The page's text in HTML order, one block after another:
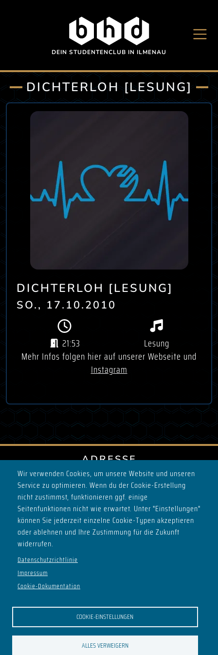
DEIN STUDENTENCLUB IN ILMENAU
DICHTERLOH [LESUNG]
DICHTERLOH [LESUNG]
SO., 17.10.2010
21:53
Lesung
Mehr Infos folgen hier auf unserer Webseite und
Instagram
ADRESSE
Keller vom Block H
Max-Planck-Ring 2
98693 Ilmenau
SOCIALS
Sa - ab 22:00
Mo - Clubversammlung ab 20:30
UNSERE FREUNDE AUS DEM ILSC
Wir verwenden Cookies, um unsere Website und unseren
Service zu optimieren. Wenn du der Cookie-Erstellung
nicht zustimmst, funktionieren ggf. einige
Seitenfunktionen nicht wie erwartet. Unter "Einstellungen"
können Sie jederzeit einzelne Cookie-Typen akzeptieren
oder ablehnen und Ihre Zustimmung für die Zukunft
widerrufen.
Datenschutzrichtlinie
Impressum
Cookie-Dokumentation
COOKIE-EINSTELLUNGEN
ALLES VERWEIGERN